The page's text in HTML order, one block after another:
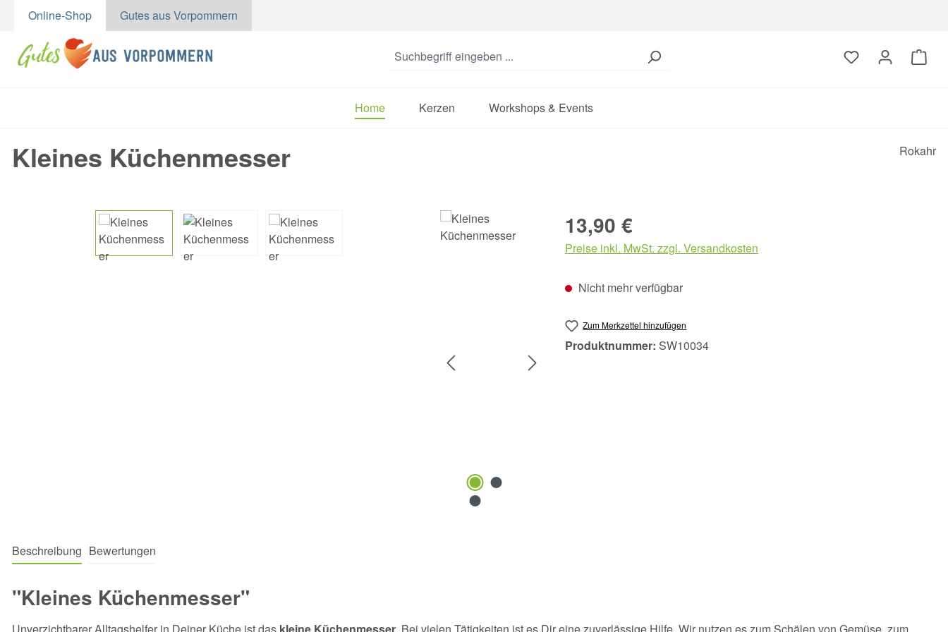
Hauptinhalt springen
Zur Suche springen
Zur Hauptnavigation springen
Online-Shop Gutes aus Vorpommern
Du hast 0
Home Kerzen Workshops & Events
Kleines Küchenmesser Rokahr
Bildergalerie überspringen Regulärer Preis:
13,90 €
Preise inkl. MwSt. zzgl. Versandkosten
Nicht mehr verfügbar
Zum Merkzettel hinzufügen
Produktnummer: SW10034
Beschreibung Bewertungen
"Kleines Küchenmesser"